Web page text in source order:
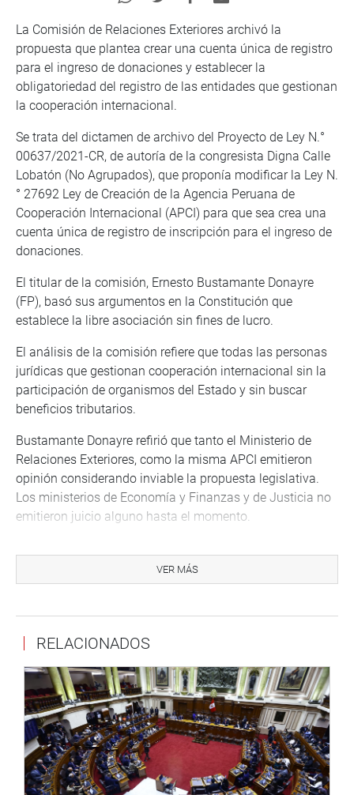
La Comisión de Relaciones Exteriores archivó la
propuesta que plantea crear una cuenta única de registro
para el ingreso de donaciones y establecer la
obligatoriedad del registro de las entidades que gestionan
la cooperación internacional.
Se trata del dictamen de archivo del Proyecto de Ley N.°
00637/2021-CR, de autoría de la congresista Digna Calle
Lobatón (No Agrupados), que proponía modificar la Ley N.
° 27692 Ley de Creación de la Agencia Peruana de
Cooperación Internacional (APCI) para que sea crea una
cuenta única de registro de inscripción para el ingreso de
donaciones.
El titular de la comisión, Ernesto Bustamante Donayre
(FP), basó sus argumentos en la Constitución que
establece la libre asociación sin fines de lucro.
El análisis de la comisión refiere que todas las personas
jurídicas que gestionan cooperación internacional sin la
participación de organismos del Estado y sin buscar
beneficios tributarios.
Bustamante Donayre refirió que tanto el Ministerio de
Relaciones Exteriores, como la misma APCI emitieron
opinión considerando inviable la propuesta legislativa.
Los ministerios de Economía y Finanzas y de Justicia no
emitieron juicio alguno hasta el momento.
basa en que la obligación de todas las personas sin fines
de lucro que gestionan cooperación internacional sin
asociación.
“La decisión a inscribirse o no responde a su autonomía
de voluntad, por lo que no puede ser exigible por una ley”,
afirmó. Seguidamente, se puso al voto, que decidió su
archivamiento.
Más adelante, también fue archivado el Tratado
Internacional Ejecutivo N° 9, que ratifica el Acuerdo entre
VER MÁS
RELACIONADOS